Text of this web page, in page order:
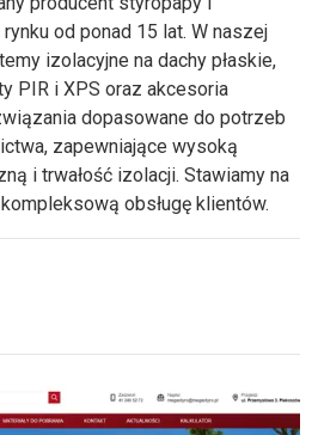
od ponad 15 lat. W naszej
izolacyjne na dachy płaskie,
PIR i XPS oraz akcesoria
dopasowane do potrzeb
zapewniające wysoką
i trwałość izolacji. Stawiamy na
obsługę klientów.